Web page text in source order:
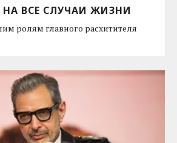
ВСЕ СЛУЧАИ ЖИЗНИ
ролям главного расхитителя